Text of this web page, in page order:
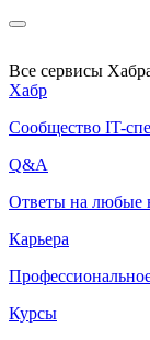
Все сервисы
Хабр
Сообщество IT-
Q&A
Ответы на любые
Карьера
Курсы